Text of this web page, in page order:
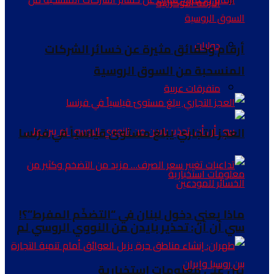
دوليات
متفرقات عربية
سي أن أن: تحذير بايدن من النووي الروسي لم
أرقام وحقائق مثيرة عن خسائر الشركات
المنسحبة من السوق الروسية
العجز التجاري يبلغ مستوىً قياسياً في فرنسا
ماذا يعني دخول لبنان في “التضخّم المفرط”؟!